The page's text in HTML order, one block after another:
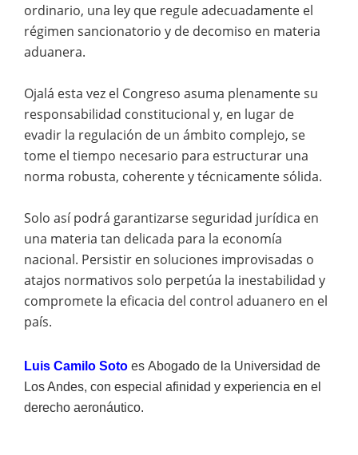
ordinario, una ley que regule adecuadamente el
régimen sancionatorio y de decomiso en materia
aduanera.
Ojalá esta vez el Congreso asuma plenamente su
responsabilidad constitucional y, en lugar de
evadir la regulación de un ámbito complejo, se
tome el tiempo necesario para estructurar una
norma robusta, coherente y técnicamente sólida.
Solo así podrá garantizarse seguridad jurídica en
una materia tan delicada para la economía
nacional. Persistir en soluciones improvisadas o
atajos normativos solo perpetúa la inestabilidad y
compromete la eficacia del control aduanero en el
país.
Luis Camilo Soto es Abogado de la Universidad de
Los Andes, con especial afinidad y experiencia en el
derecho aeronáutico.